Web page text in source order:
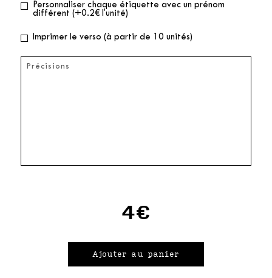
Personnaliser chaque étiquette avec un prénom
différent (+0.2€ l'unité)
Imprimer le verso (à partir de 10 unités)
4€